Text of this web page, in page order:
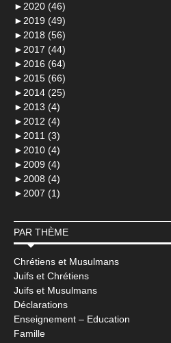
► 2020 (46)
► 2019 (49)
► 2018 (56)
► 2017 (44)
► 2016 (64)
► 2015 (66)
► 2014 (25)
► 2013 (4)
► 2012 (4)
► 2011 (3)
► 2010 (4)
► 2009 (4)
► 2008 (4)
► 2007 (1)
PAR THÈME
Chrétiens et Musulmans
Juifs et Chrétiens
Juifs et Musulmans
Déclarations
Enseignement – Education
Famille